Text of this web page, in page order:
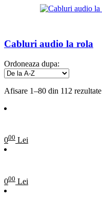
Cabluri audio la rola
Ordoneaza dupa:
Afisare 1–80 din 112 rezultate
000 Lei
000 Lei